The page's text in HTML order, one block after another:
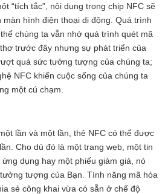
“tích tắc”, nội dung trong chip NFC sẽ
màn hình điện thoại di động. Quá trình
chúng ta vẫn nhớ quá trình quét mã
trước đây nhưng sự phát triển của
quá sức tưởng tượng của chúng ta;
NFC khiến cuộc sống của chúng ta
một cú chạm.
lần và một lần, thẻ NFC có thể được
Cho dù đó là một trang web, một tin
dụng hay một phiếu giảm giá, nó
tượng của Bạn. Tính năng mã hóa
sẻ công khai vừa có sẵn ở chế độ